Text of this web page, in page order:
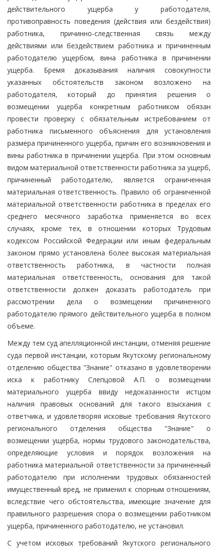
действительного ущерба у работодателя,
противоправность поведения (действия или бездействия)
работника, причинно-следственная связь между
действиями или бездействием работника и причиненным
работодателю ущербом, вина работника в причинении
ущерба. Бремя доказывания наличия совокупности
указанных обстоятельств законом возложено на
работодателя, который до принятия решения о
возмещении ущерба конкретным работником обязан
провести проверку с обязательным истребованием от
работника письменного объяснения для установления
размера причиненного ущерба, причин его возникновения и
вины работника в причинении ущерба. При этом основным
видом материальной ответственности работника за ущерб,
причиненный работодателю, является ограниченная
материальная ответственность. Правило об ограниченной
материальной ответственности работника в пределах его
среднего месячного заработка применяется во всех
случаях, кроме тех, в отношении которых Трудовым
кодексом Российской Федерации или иным федеральным
законом прямо установлена более высокая материальная
ответственность работника, в частности полная
материальная ответственность, основания для такой
ответственности должен доказать работодатель при
рассмотрении дела о возмещении причиненного
работодателю прямого действительного ущерба в полном
объеме.
Между тем суд апелляционной инстанции, отменяя решение
суда первой инстанции, которым Якутскому региональному
отделению общества "Знание" отказано в удовлетворении
иска к работнику Слепцовой А.П. о возмещении
материального ущерба ввиду недоказанности истцом
наличия правовых оснований для такого взыскания с
ответчика, и удовлетворяя исковые требования Якутского
регионального отделения общества "Знание" о
возмещении ущерба, нормы трудового законодательства,
определяющие условия и порядок возложения на
работника материальной ответственности за причиненный
работодателю при исполнении трудовых обязанностей
имущественный вред, не применил к спорным отношениям,
вследствие чего обстоятельства, имеющие значение для
правильного разрешения спора о возмещении работником
ущерба, причиненного работодателю, не установил.
С учетом исковых требований Якутского регионального